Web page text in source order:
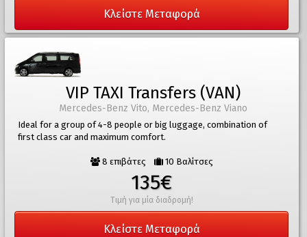
Κλείστε Μεταφορά
VIP TAXI Transfers (VAN)
Mercedes-Benz Vito, Mercedes-Benz Viano
Ideal for a group of 4-8 people or big luggage, combination of
first class car and maximum comfort.
8 επιβάτες 10 Βαλίτσες
135€
Τιμή για μία διαδρομή!
Κλείστε Μεταφορά